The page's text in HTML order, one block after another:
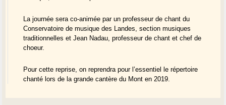
La journée sera co-animée par un professeur de chant du
Conservatoire de musique des Landes, section musiques
traditionnelles et Jean Nadau, professeur de chant et chef de
choeur.
Pour cette reprise, on reprendra pour l’essentiel le répertoire
chanté lors de la grande cantère du Mont en 2019.